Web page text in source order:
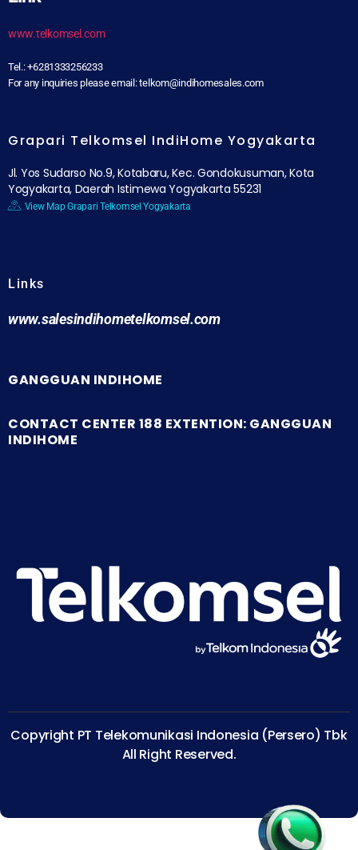
www.telkomsel.com
Tel.: +6281333256233
For any inquiries please email: telkom@indihomesales.com
Grapari Telkomsel IndiHome Yogyakarta
Jl. Yos Sudarso No.9, Kotabaru, Kec. Gondokusuman, Kota
Yogyakarta, Daerah Istimewa Yogyakarta 55231
View Map Grapari Telkomsel Yogyakarta
Links
www.salesindihometelkomsel.com
GANGGUAN INDIHOME
CONTACT CENTER 188 EXTENTION: GANGGUAN
INDIHOME
Copyright PT Telekomunikasi Indonesia (Persero) Tbk
All Right Reserved.